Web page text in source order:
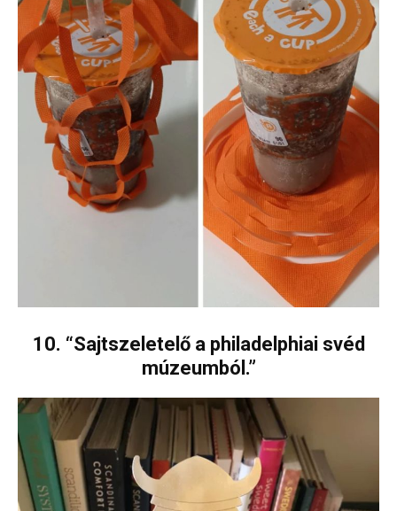
10. “Sajtszeletelő a philadelphiai svéd
múzeumból.”